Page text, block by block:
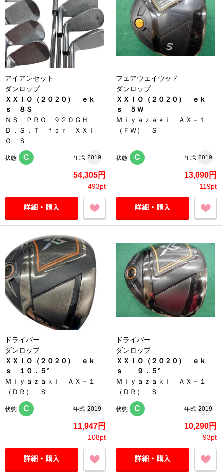
アイアンセット
ダンロップ
ＸＸＩＯ（２０２０） ｅｋ
ｓ ８Ｓ
ＮＳ ＰＲＯ ９２０ＧＨ
Ｄ．Ｓ．Ｔ ｆｏｒ ＸＸＩ
Ｏ Ｓ
状態 C 年式 2019
54,305円
493pt
フェアウェイウッド
ダンロップ
ＸＸＩＯ（２０２０） ｅｋ
ｓ ５Ｗ
Ｍｉｙａｚａｋｉ ＡＸ－１
（ＦＷ） Ｓ
状態 C 年式 2019
13,090円
119pt
ドライバー
ダンロップ
ＸＸＩＯ（２０２０） ｅｋ
ｓ １０．５°
Ｍｉｙａｚａｋｉ ＡＸ－１
（ＤＲ） Ｓ
状態 C 年式 2019
11,947円
108pt
ドライバー
ダンロップ
ＸＸＩＯ（２０２０） ｅｋ
ｓ ９．５°
Ｍｉｙａｚａｋｉ ＡＸ－１
（ＤＲ） Ｓ
状態 C 年式 2019
10,290円
93pt